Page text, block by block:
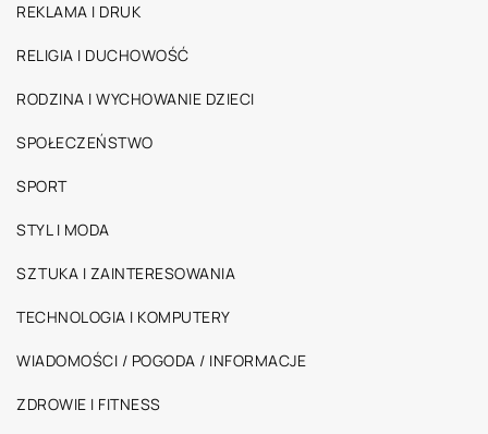
REKLAMA I DRUK
RELIGIA I DUCHOWOŚĆ
RODZINA I WYCHOWANIE DZIECI
SPOŁECZEŃSTWO
SPORT
STYL I MODA
SZTUKA I ZAINTERESOWANIA
TECHNOLOGIA I KOMPUTERY
WIADOMOŚCI / POGODA / INFORMACJE
ZDROWIE I FITNESS